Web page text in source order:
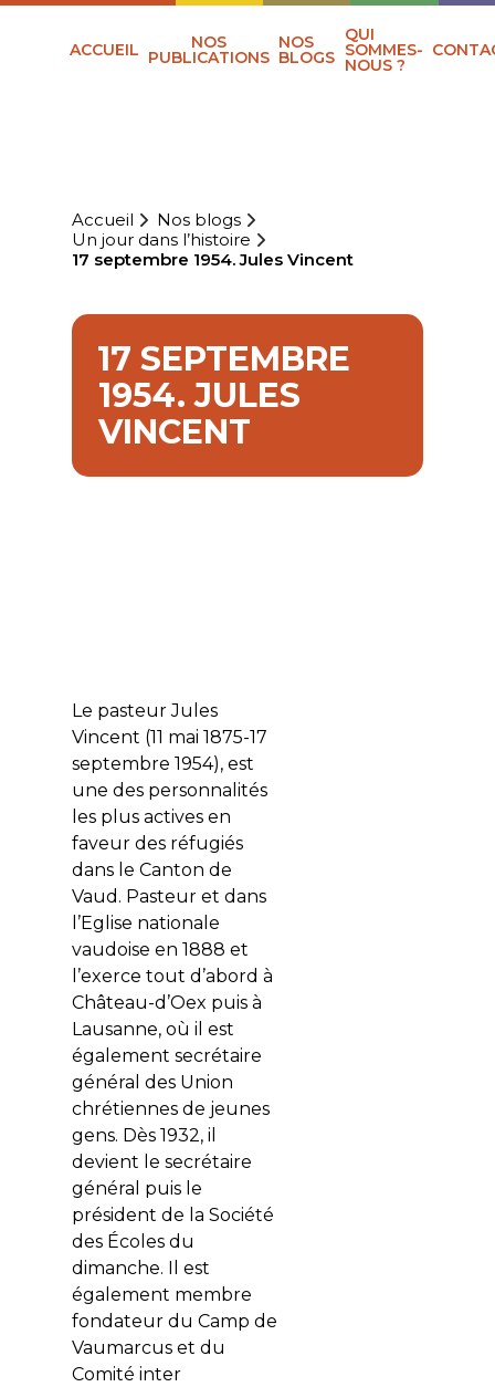
ACCUEIL NOS
PUBLICATIONS
NOS
BLOGS
QUI
SOMMES-
NOUS ?
Accueil
Nos blogs
Un jour dans l’histoire
17 septembre 1954. Jules Vincent
17 SEPTEMBRE
1954. JULES
VINCENT
Le pasteur Jules
Vincent (11 mai 1875-17
septembre 1954), est
une des personnalités
les plus actives en
faveur des réfugiés
dans le Canton de
Vaud. Pasteur et dans
l’Eglise nationale
vaudoise en 1888 et
l’exerce tout d’abord à
Château-d’Oex puis à
Lausanne, où il est
également secrétaire
général des Union
chrétiennes de jeunes
gens. Dès 1932, il
devient le secrétaire
général puis le
président de la Société
des Écoles du
dimanche. Il est
également membre
fondateur du Camp de
Vaumarcus et du
Comité inter